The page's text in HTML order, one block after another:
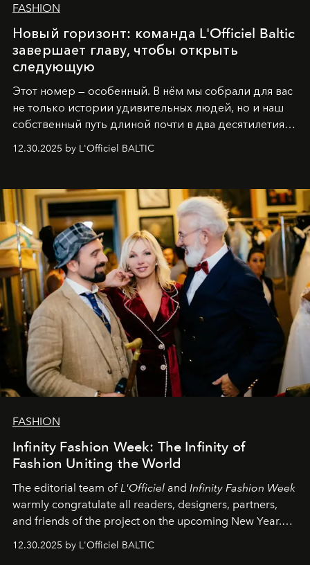
FASHION
Новый горизонт: команда L'Officiel Baltic
завершает главу, чтобы открыть
следующую
Этот номер — особенный. В нём мы собрали для вас
не только истории удивительных людей, но и наш
собственный путь длиной почти в два десятилетия.
души говорим спасибо каждому, кто был с нами все
самыми искренними пожеланиями и теплом, ваша
командаL’Officiel Baltic .
12.30.2025 by L'Officiel BALTIC
FASHION
Infinity Fashion Week: The Infinity of
Fashion Uniting the World
The editorial team of L'Officiel and Infinity Fashion Week
warmly congratulate all readers, designers, partners,
and friends of the project on the upcoming New Year.
achievements.
12.30.2025 by L'Officiel BALTIC